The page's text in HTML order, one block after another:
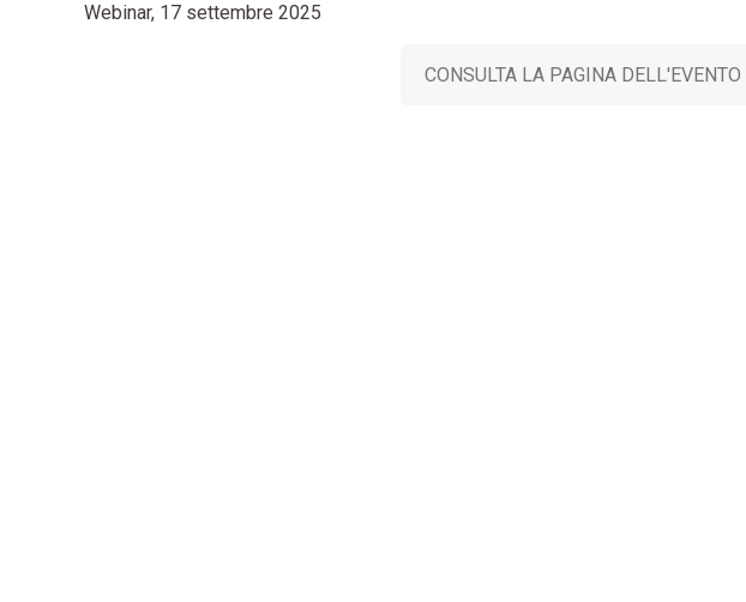
Webinar, 17 settembre 2025
CONSULTA LA PAGINA DELL'EVENTO